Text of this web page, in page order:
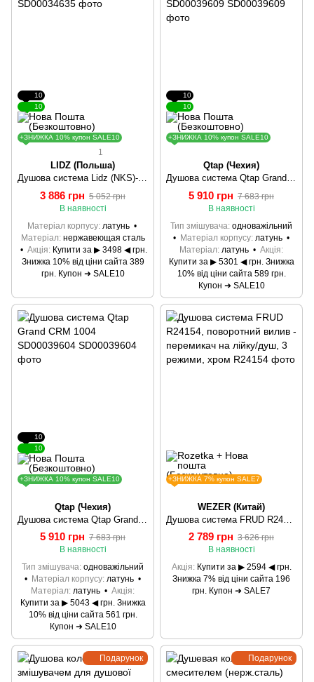
10
10
+ЗНИЖКА 10% купон SALE10
1
LIDZ (Польша)
Душова система Lidz (NKS)-10 30 006 15
3 886 грн 5 052 грн
В наявності
Матеріал корпусу латунь
Матеріал нержавеющая сталь
Акція Купити за ▶ 3498 ◀ грн.
Знижка 10% від ціни сайта 389
грн. Купон ➜ SALE10
10
10
+ЗНИЖКА 10% купон SALE10
Qtap (Чехия)
Душова система Qtap Grand BCR 1004 SD00039609
5 910 грн 7 683 грн
В наявності
Тип змішувача одноважільний
Матеріал корпусу латунь
Матеріал латунь
Акція
Купити за ▶ 5301 ◀ грн. Знижка
10% від ціни сайта 589 грн.
Купон ➜ SALE10
10
10
+ЗНИЖКА 10% купон SALE10
Qtap (Чехия)
5 910 грн 7 683 грн
В наявності
Тип змішувача одноважільний
Матеріал корпусу латунь
Матеріал латунь
Акція
Купити за ▶ 5043 ◀ грн. Знижка
10% від ціни сайта 561 грн.
Купон ➜ SALE10
+ЗНИЖКА 7% купон SALE7
WEZER (Китай)
2 789 грн 3 626 грн
В наявності
Акція
Купити за ▶ 2594 ◀ грн.
Знижка 7% від ціни сайта 196
грн. Купон ➜ SALE7
Подарунок Подарунок